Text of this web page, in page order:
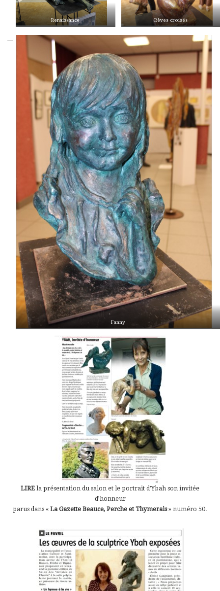
Renaissance Rêves croisés
Fanny
LIRE la présentation du salon et le portrait d’Ybah son invitée
d’honneur
parus dans « La Gazette Beauce, Perche et Thymerais» numéro 50.